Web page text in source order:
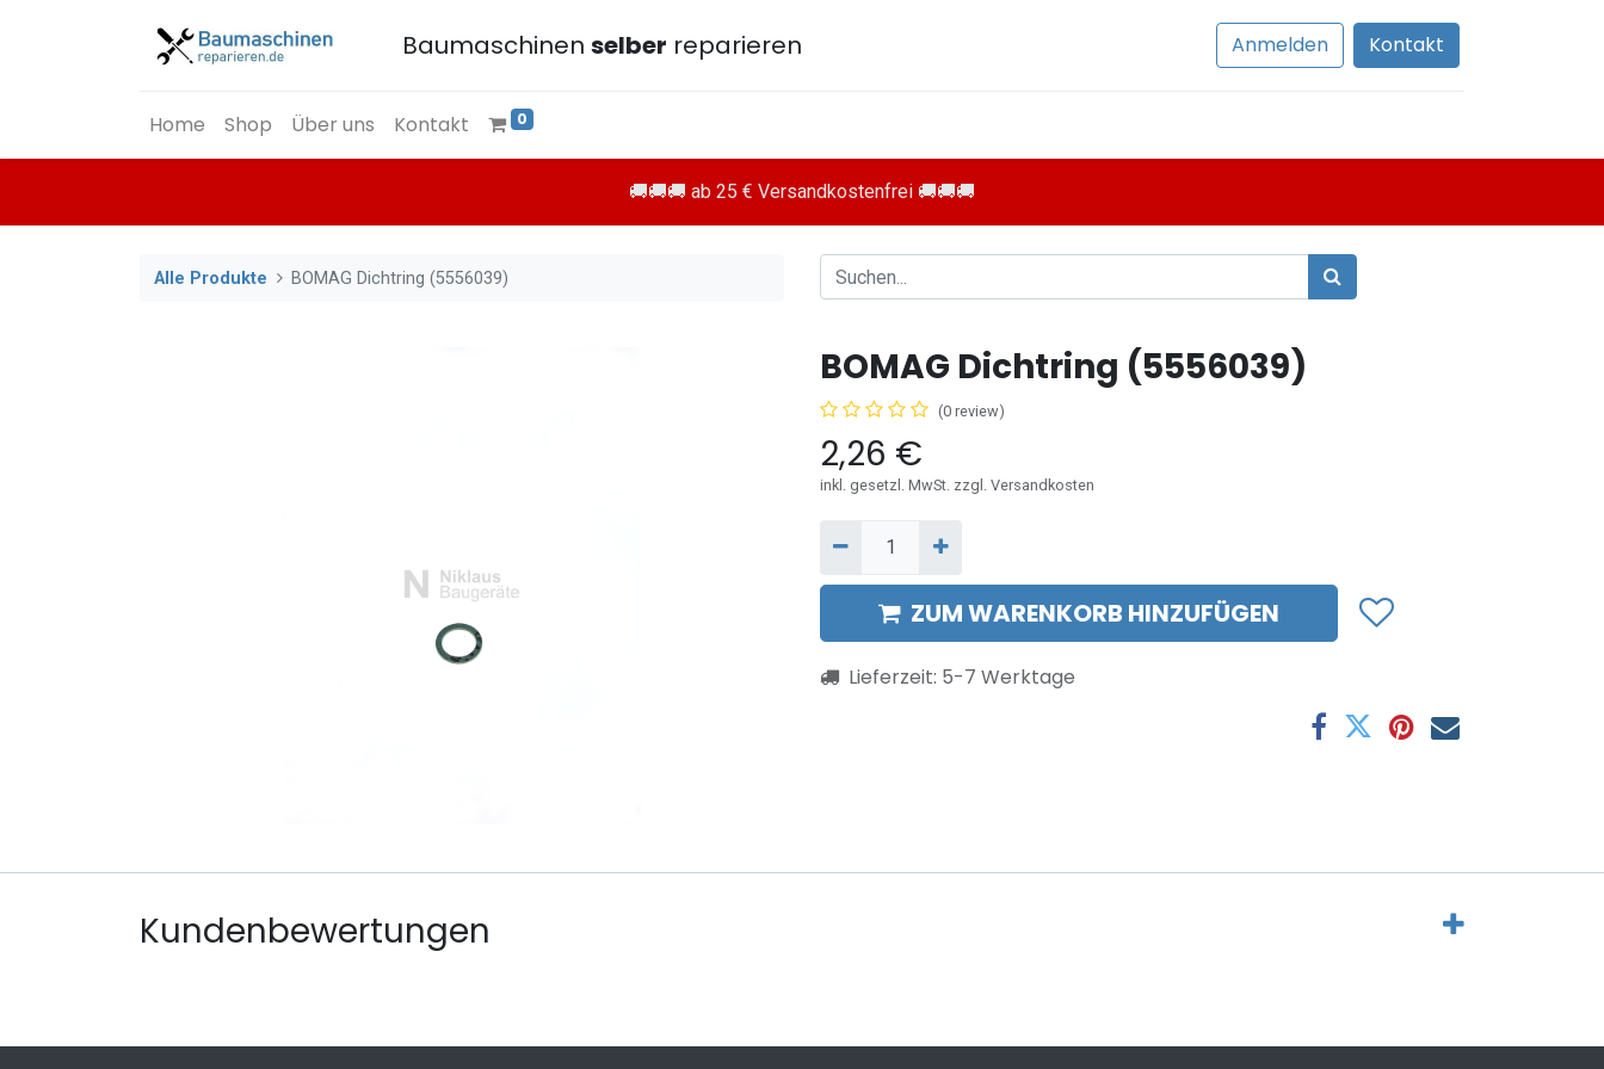
Baumaschinen selber reparieren Anmelden Kontakt
Home Shop Über uns Kontakt 0
🚚🚚🚚 ab 25 € Versandkostenfrei 🚚🚚🚚
Alle Produkte BOMAG Dichtring (5556039)
BOMAG Dichtring (5556039)
(0 review)
2,26 €
inkl. gesetzl. MwSt. zzgl. Versandkosten
ZUM WARENKORB HINZUFÜGEN
Lieferzeit: 5-7 Werktage
Kundenbewertungen